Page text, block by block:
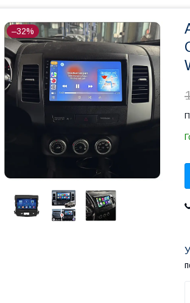
–32%